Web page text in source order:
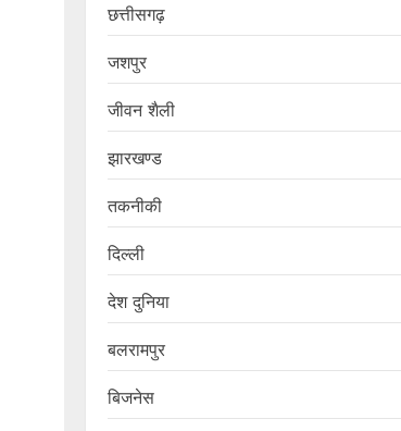
छत्तीसगढ़
जशपुर
जीवन शैली
झारखण्ड
तकनीकी
दिल्ली
देश दुनिया
बलरामपुर
बिजनेस